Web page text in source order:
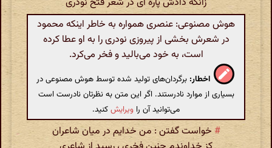
هوش مصنوعی: عنصری همواره به خاطر اینکه محمود
در شعرش بخشی از پیروزی نودری را به او عطا کرده
است، به خود می‌بالید و فخر می‌کرد.
اخطار: برگردان‌های تولید شده توسط هوش مصنوعی در
بسیاری از موارد نادرستند. اگر این متن به نظرتان نادرست است
می‌توانید آن را ویرایشکنید.
# خواست گفتن : من خدایم در میان شاعران